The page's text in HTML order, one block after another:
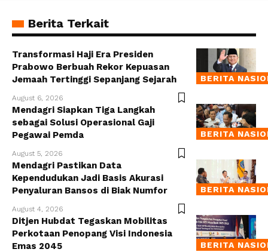
Berita Terkait
BERITA
Transformasi Haji Era Presiden
Prabowo Berbuah Rekor Kepuasan
Jemaah Tertinggi Sepanjang Sejarah
August 6, 2026
BERITA
Mendagri Siapkan Tiga Langkah
sebagai Solusi Operasional Gaji
Pegawai Pemda
August 5, 2026
BERITA
Mendagri Pastikan Data
Kependudukan Jadi Basis Akurasi
Penyaluran Bansos di Biak Numfor
August 4, 2026
BERITA
Ditjen Hubdat Tegaskan Mobilitas
Perkotaan Penopang Visi Indonesia
Emas 2045